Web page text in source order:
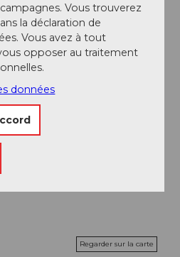
Tourismus
Regarder sur la carte
Vous trouverez
la déclaration de
Vous avez à tout
opposer au traitement
données